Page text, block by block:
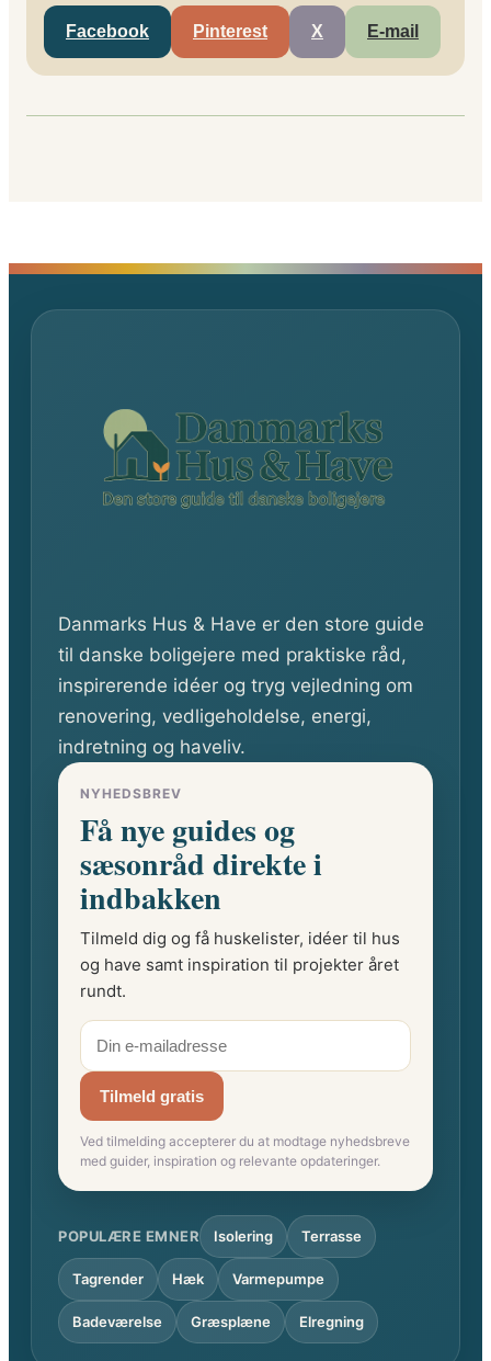
Facebook Pinterest X E-mail
Danmarks Hus & Have er den store guide
til danske boligejere med praktiske råd,
inspirerende idéer og tryg vejledning om
renovering, vedligeholdelse, energi,
indretning og haveliv.
NYHEDSBREV
Få nye guides og
sæsonråd direkte i
indbakken
Tilmeld dig og få huskelister, idéer til hus
og have samt inspiration til projekter året
rundt.
Tilmeld gratis
Ved tilmelding accepterer du at modtage nyhedsbreve
med guider, inspiration og relevante opdateringer.
POPULÆRE EMNER Isolering Terrasse
Tagrender Hæk Varmepumpe
Badeværelse Græsplæne Elregning